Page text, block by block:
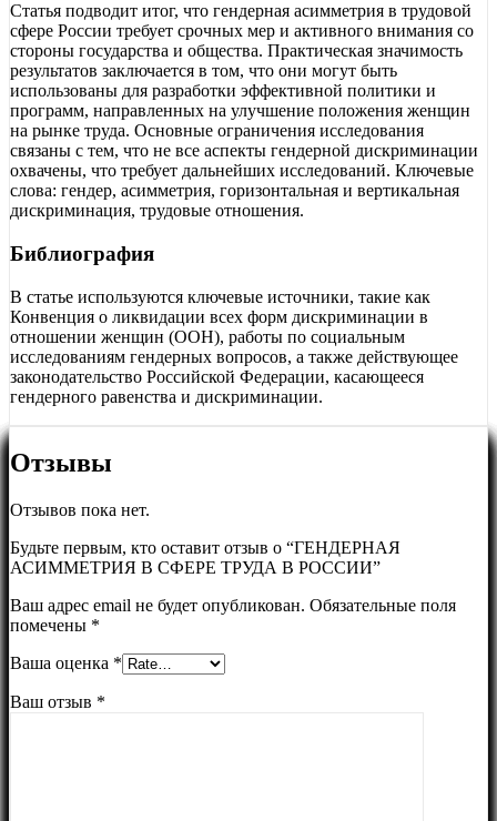
Статья подводит итог, что гендерная асимметрия в трудовой
сфере России требует срочных мер и активного внимания со
стороны государства и общества. Практическая значимость
результатов заключается в том, что они могут быть
использованы для разработки эффективной политики и
программ, направленных на улучшение положения женщин
на рынке труда. Основные ограничения исследования
связаны с тем, что не все аспекты гендерной дискриминации
охвачены, что требует дальнейших исследований. Ключевые
слова: гендер, асимметрия, горизонтальная и вертикальная
дискриминация, трудовые отношения.
Библиография
В статье используются ключевые источники, такие как
Конвенция о ликвидации всех форм дискриминации в
отношении женщин (ООН), работы по социальным
исследованиям гендерных вопросов, а также действующее
законодательство Российской Федерации, касающееся
гендерного равенства и дискриминации.
Отзывы
Отзывов пока нет.
Будьте первым, кто оставит отзыв о “ГЕНДЕРНАЯ
АСИММЕТРИЯ В СФЕРЕ ТРУДА В РОССИИ”
Ваш адрес email не будет опубликован. Обязательные поля
помечены *
Ваша оценка *
Ваш отзыв *